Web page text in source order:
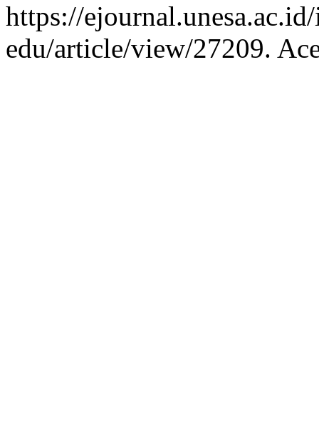
https://
edu/article/view/27209.